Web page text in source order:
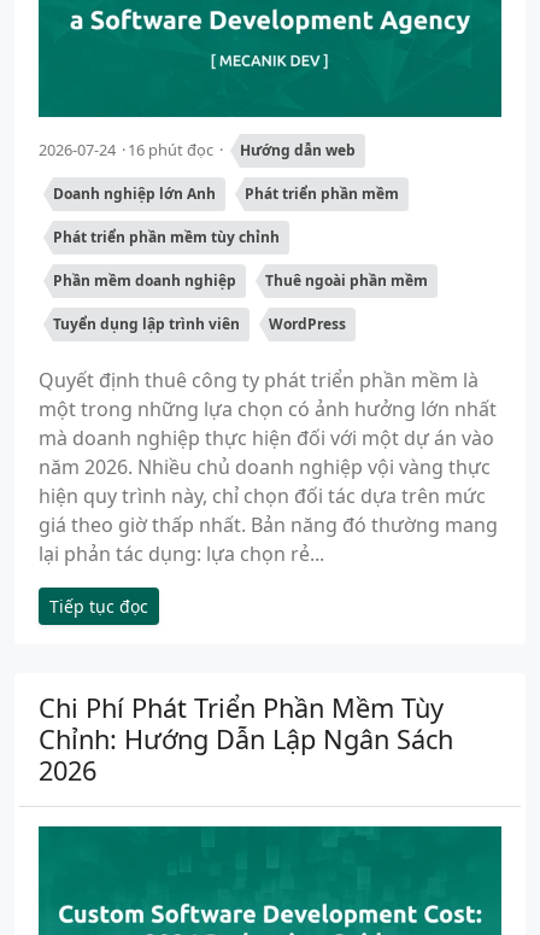
2026-07-24 16 phút đọc Hướng dẫn web
Doanh nghiệp lớn Anh Phát triển phần mềm
Phát triển phần mềm tùy chỉnh
Phần mềm doanh nghiệp Thuê ngoài phần mềm
Tuyển dụng lập trình viên WordPress
Quyết định thuê công ty phát triển phần mềm là
một trong những lựa chọn có ảnh hưởng lớn nhất
mà doanh nghiệp thực hiện đối với một dự án vào
năm 2026. Nhiều chủ doanh nghiệp vội vàng thực
hiện quy trình này, chỉ chọn đối tác dựa trên mức
giá theo giờ thấp nhất. Bản năng đó thường mang
lại phản tác dụng: lựa chọn rẻ...
Tiếp tục đọc
Chi Phí Phát Triển Phần Mềm Tùy
Chỉnh: Hướng Dẫn Lập Ngân Sách
2026